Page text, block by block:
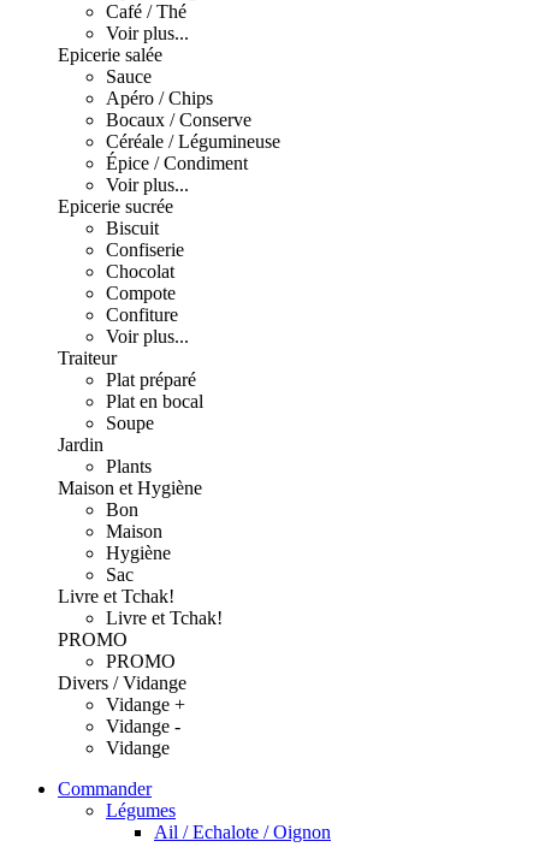
Café / Thé
Voir plus...
Epicerie salée
Sauce
Apéro / Chips
Bocaux / Conserve
Céréale / Légumineuse
Épice / Condiment
Voir plus...
Epicerie sucrée
Biscuit
Confiserie
Chocolat
Compote
Confiture
Voir plus...
Traiteur
Plat préparé
Plat en bocal
Soupe
Jardin
Plants
Maison et Hygiène
Bon
Maison
Hygiène
Sac
Livre et Tchak!
Livre et Tchak!
PROMO
PROMO
Divers / Vidange
Vidange +
Vidange -
Vidange
Commander
Légumes
Ail / Echalote / Oignon